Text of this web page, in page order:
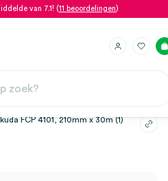
van 7.1! (11 beoordelingen)
FCP 4101, 210mm x 30m (1)